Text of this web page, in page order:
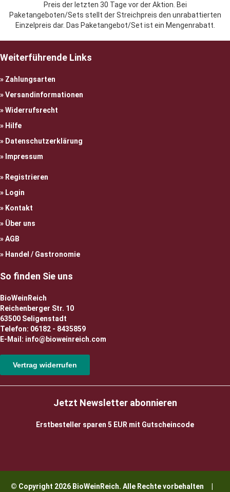
Preis der letzten 30 Tage vor der Aktion. Bei
Paketangeboten/Sets stellt der Streichpreis den unrabattierten
Einzelpreis dar. Das Paketangebot/Set ist ein Mengenrabatt.
Weiterführende Links
Zahlungsarten
Versandinformationen
Widerrufsrecht
Hilfe
Datenschutzerklärung
Impressum
Registrieren
Login
Kontakt
Über uns
AGB
Handel / Gastronomie
So finden Sie uns
BioWeinReich
Reichenberger Str. 10
63500 Seligenstadt
Telefon: 06182 - 8435859
E-Mail: info@bioweinreich.com
Vertrag widerrufen
Jetzt Newsletter abonnieren
Erstbesteller sparen 5 EUR mit Gutscheincode
© Copyright 2026 BioWeinReich. Alle Rechte vorbehalten |